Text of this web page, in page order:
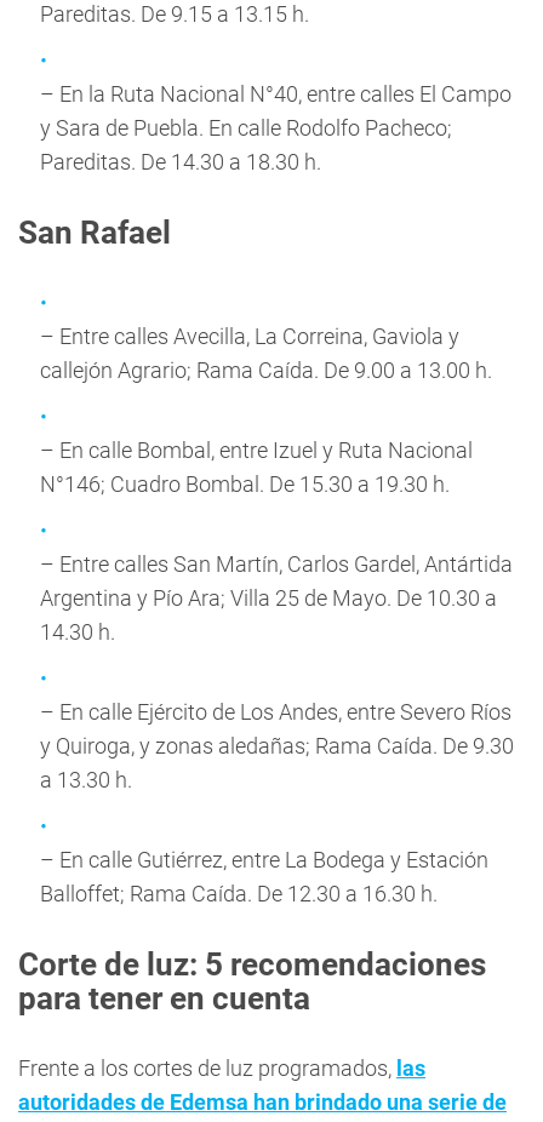
Pareditas. De 9.15 a 13.15 h.
– En la Ruta Nacional N°40, entre calles El Campo
y Sara de Puebla. En calle Rodolfo Pacheco;
Pareditas. De 14.30 a 18.30 h.
San Rafael
– Entre calles Avecilla, La Correina, Gaviola y
callejón Agrario; Rama Caída. De 9.00 a 13.00 h.
– En calle Bombal, entre Izuel y Ruta Nacional
N°146; Cuadro Bombal. De 15.30 a 19.30 h.
– Entre calles San Martín, Carlos Gardel, Antártida
Argentina y Pío Ara; Villa 25 de Mayo. De 10.30 a
14.30 h.
– En calle Ejército de Los Andes, entre Severo Ríos
y Quiroga, y zonas aledañas; Rama Caída. De 9.30
a 13.30 h.
– En calle Gutiérrez, entre La Bodega y Estación
Balloffet; Rama Caída. De 12.30 a 16.30 h.
Corte de luz: 5 recomendaciones
para tener en cuenta
Frente a los cortes de luz programados, las
autoridades de Edemsa han brindado una serie de